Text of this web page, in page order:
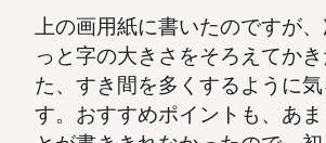
上の画用紙に書いたのですが、
っと字の大きさをそろえてか
た、すき間を多くするように
す。おすすめポイントも、あま